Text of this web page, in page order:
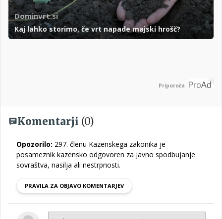
Dominvrt.si
Kaj lahko storimo, če vrt napade majski hrošč?
Priporoča
Komentarji (0)
Opozorilo: 297. členu Kazenskega zakonika je
posameznik kazensko odgovoren za javno spodbujanje
sovraštva, nasilja ali nestrpnosti.
PRAVILA ZA OBJAVO KOMENTARJEV